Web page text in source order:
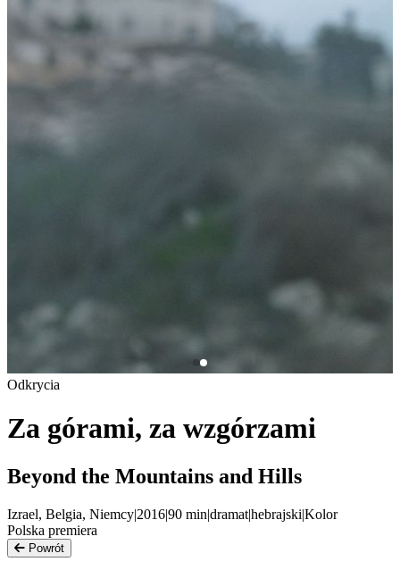
Odkrycia
Za górami, za wzgórzami
Beyond the Mountains and Hills
Izrael, Belgia, Niemcy|2016|90 min|dramat|hebrajski|Kolor
Polska premiera
Powrót